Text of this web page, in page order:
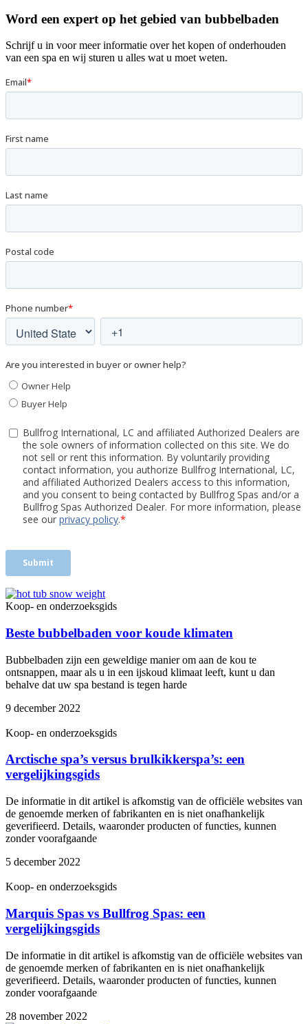
Word een expert op het gebied van bubbelbaden
Schrijf u in voor meer informatie over het kopen of onderhouden
van een spa en wij sturen u alles wat u moet weten.
Koop- en onderzoeksgids
Beste bubbelbaden voor koude klimaten
Bubbelbaden zijn een geweldige manier om aan de kou te
ontsnappen, maar als u in een ijskoud klimaat leeft, kunt u dan
behalve dat uw spa bestand is tegen harde
9 december 2022
Koop- en onderzoeksgids
Arctische spa’s versus brulkikkerspa’s: een
vergelijkingsgids
De informatie in dit artikel is afkomstig van de officiële websites van
de genoemde merken of fabrikanten en is niet onafhankelijk
geverifieerd. Details, waaronder producten of functies, kunnen
zonder voorafgaande
5 december 2022
Koop- en onderzoeksgids
Marquis Spas vs Bullfrog Spas: een
vergelijkingsgids
De informatie in dit artikel is afkomstig van de officiële websites van
de genoemde merken of fabrikanten en is niet onafhankelijk
geverifieerd. Details, waaronder producten of functies, kunnen
zonder voorafgaande
28 november 2022